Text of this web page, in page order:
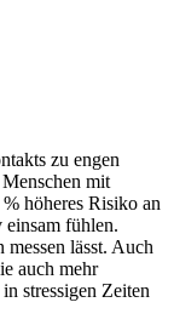
zu engen
mit
höheres Risiko an
fühlen.
lässt. Auch
auch mehr
stressigen Zeiten